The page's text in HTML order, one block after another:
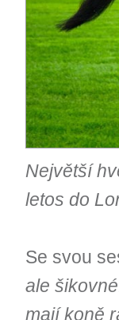
Největší
letos do
Se svou
ale
mají koně